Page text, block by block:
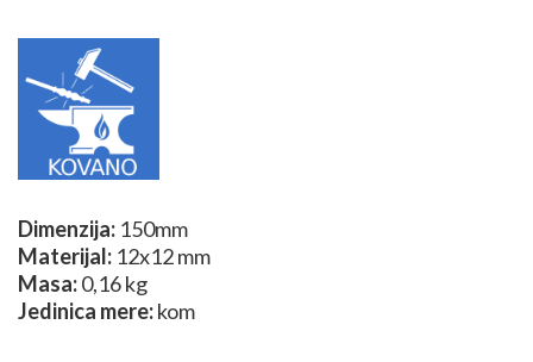
Dimenzija: 150mm
Materijal: 12x12 mm
Masa:0,16 kg
Jedinica mere:kom